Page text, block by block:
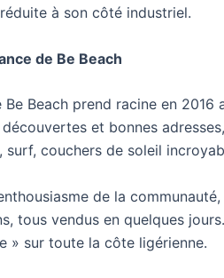
à son côté industriel.
de Be Beach
Be Beach prend racine en
découvertes et bonnes
surf, couchers de soleil
de la
tous vendus en quelques
» sur toute la côte ligérienne.